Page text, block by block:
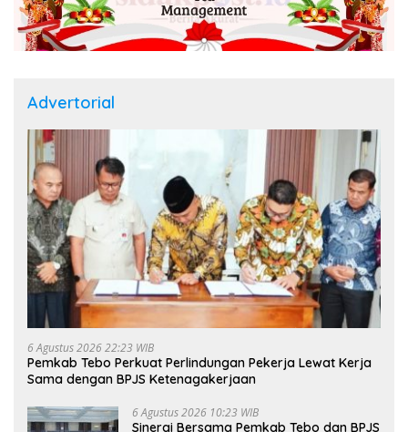
Advertorial
6 Agustus 2026 22:23 WIB
Pemkab Tebo Perkuat Perlindungan Pekerja Lewat Kerja
Sama dengan BPJS Ketenagakerjaan
6 Agustus 2026 10:23 WIB
Sinergi Bersama Pemkab Tebo dan BPJS